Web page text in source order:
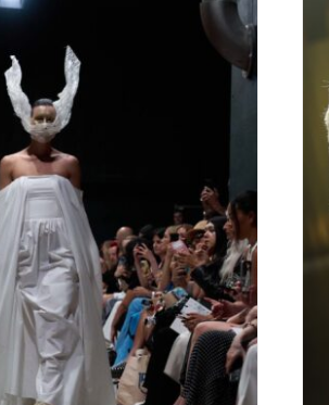
ss 26 – Die Kunst,
zu begegnen